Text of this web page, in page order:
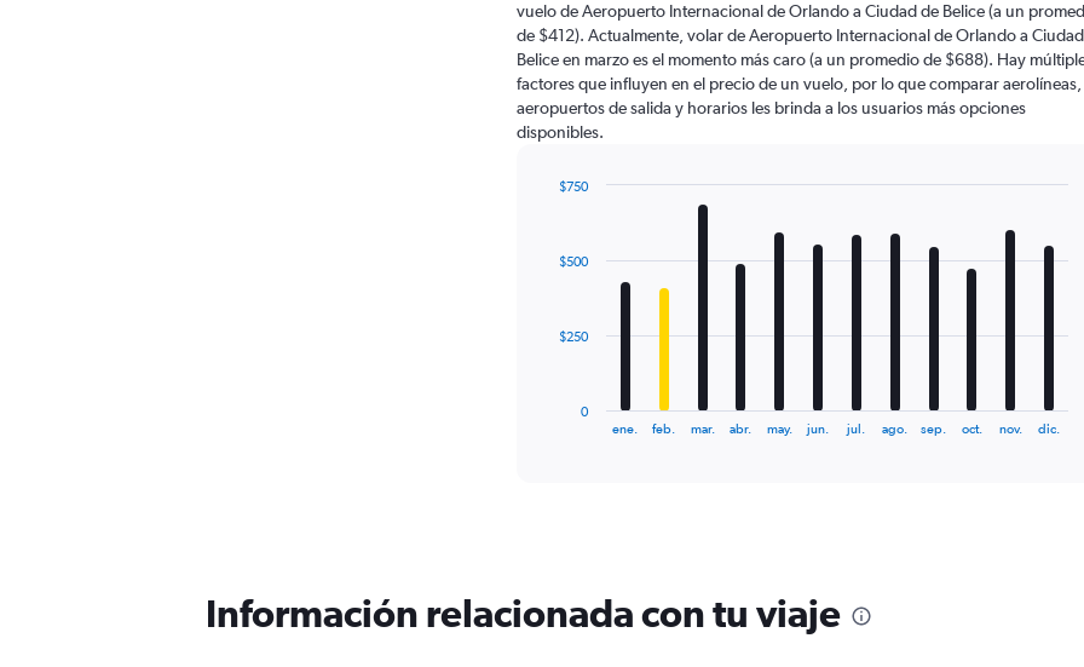
vuelo de Aeropuerto Internacional de Orlando a Ciudad de Belice (a un
de $412). Actualmente, volar de Aeropuerto Internacional de Orlando a
Belice en marzo es el momento más caro (a un promedio de $688). Hay
factores que influyen en el precio de un vuelo, por lo que comparar aerolíneas,
aeropuertos de salida y horarios les brinda a los usuarios más opciones
disponibles.
12
The
chart
has
ene. feb. mar. abr. may. jun. jul. ago. sep. oct. nov. dic.
0
$250
$500
$750
Información relacionada con tu viaje